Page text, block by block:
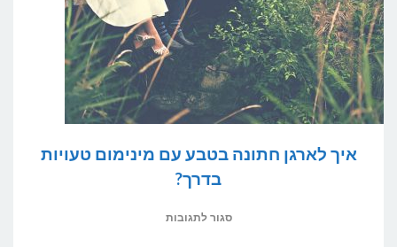
שלא
עוזב
אותנו
איך לארגן חתונה בטבע עם מינימום טעויות
בדרך?
סגור לתגובות